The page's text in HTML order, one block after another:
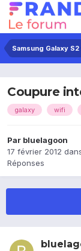
Samsung Galaxy
Coupure
galaxy wifi
Par bluelagoon
17 février 2012
Réponses